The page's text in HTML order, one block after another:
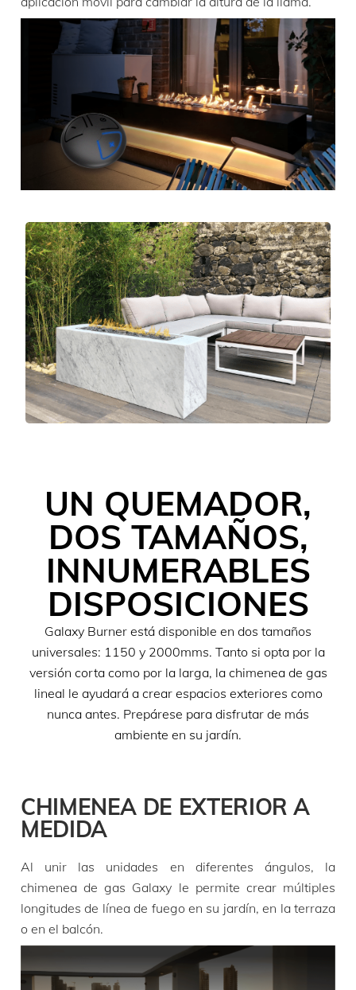
UN QUEMADOR,
DOS TAMAÑOS,
INNUMERABLES
DISPOSICIONES
Galaxy Burner está disponible en dos tamaños
universales: 1150 y 2000mms. Tanto si opta por la
versión corta como por la larga, la chimenea de gas
lineal le ayudará a crear espacios exteriores como
nunca antes. Prepárese para disfrutar de más
ambiente en su jardín.
CHIMENEA DE EXTERIOR A
MEDIDA
Al unir las unidades en diferentes ángulos, la
chimenea de gas Galaxy le permite crear múltiples
longitudes de línea de fuego en su jardín, en la terraza
o en el balcón.